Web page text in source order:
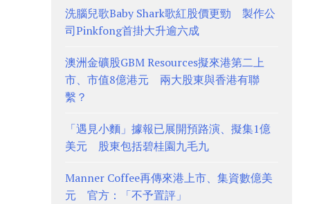
洗腦兒歌Baby Shark歌紅股價更勁 製作公
司Pinkfong首掛大升逾六成
澳洲金礦股GBM Resources擬來港第二上
市、市值8億港元 兩大股東與香港有聯
繫？
「遇見小麵」據報已展開預路演、擬集1億
美元 股東包括碧桂園九毛九
Manner Coffee再傳來港上市、集資數億美
元 官方：「不予置評」